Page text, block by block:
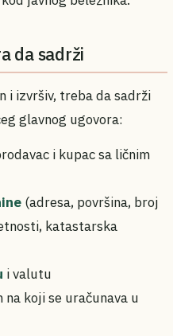
da sadrži
i izvršiv, treba da sadrži
glavnog ugovora:
i kupac sa ličnim
(adresa, površina, broj
katastarska
i valutu
na koji se uračunava u